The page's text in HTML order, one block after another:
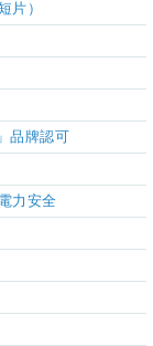
片）
」品牌認可
力安全